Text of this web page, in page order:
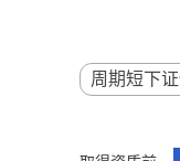
周期短下